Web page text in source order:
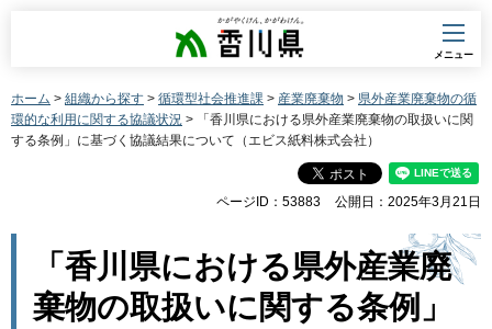
香川県
メニュー
ホーム > 組織から探す > 循環型社会推進課 > 産業廃棄物 > 県外産業廃棄物の循
環的な利用に関する協議状況 > 「香川県における県外産業廃棄物の取扱いに関
する条例」に基づく協議結果について（エビス紙料株式会社）
ページID：53883 公開日：2025年3月21日
「香川県における県外産業廃
棄物の取扱いに関する条例」